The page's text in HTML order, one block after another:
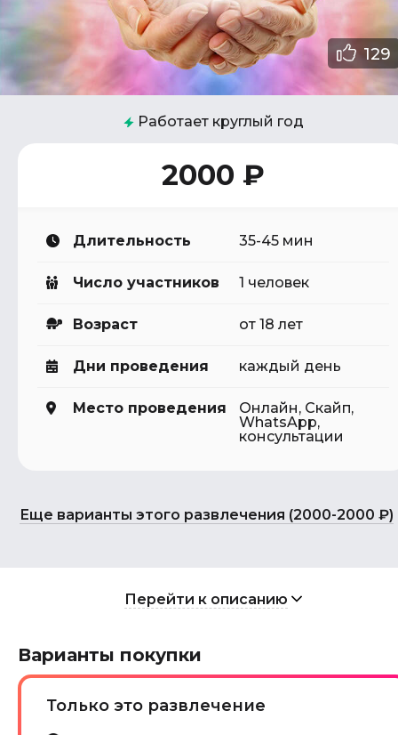
129
Работает круглый год
2000 ₽
Длительность 35-45 мин
Число участников 1 человек
Возраст от 18 лет
Дни проведения каждый день
Место проведения
Онлайн, Скайп,
WhatsApp,
консультации
Еще варианты этого развлечения (2000-2000 ₽)
Перейти к описанию
Варианты покупки
Только это развлечение